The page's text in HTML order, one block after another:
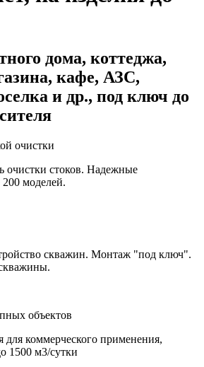
дома, коттеджа,
кафе, АЗС,
и др., под ключ до
очистки
очистки стоков. Надежные
моделей.
скважин. Монтаж "под ключ".
объектов
коммерческого применения,
1500 м3/сутки